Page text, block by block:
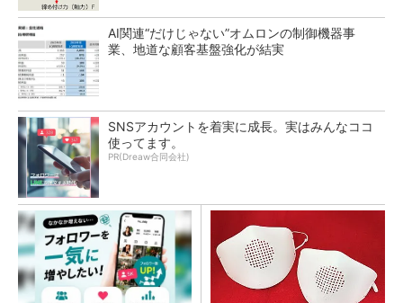
AI関連“だけじゃない”オムロンの制御機器事
業、地道な顧客基盤強化が結実
SNSアカウントを着実に成長。実はみんなココ
使ってます。
PR(Dreaw合同会社)